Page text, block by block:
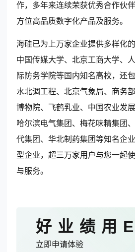
作，多年来连续荣获优秀合作伙
方位高品质数字化产品及服务。
海硅已为上万家企业提供多样化
中国传媒大学、北京工商大学、
际防务学院等国内知名高校，还
水北调工程、北京气象局、商务
博物院、飞鹤乳业、中国农业发
哈尔滨电气集团、梅花味精集团
代集团、华北制药集团等知名企
型企业，超三万家用户与您一起
与服务。
好业绩用
立即申请体验